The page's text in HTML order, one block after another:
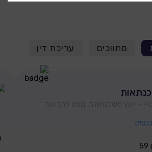
מתווכים עריכת דין
- יועץ משכנתאות ומימון לרכישת